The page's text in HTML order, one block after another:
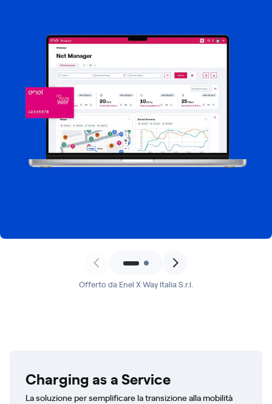
Offerto da Enel X Way Italia S.r.l.
Charging as a Service
La soluzione per semplificare la transizione alla mobilità